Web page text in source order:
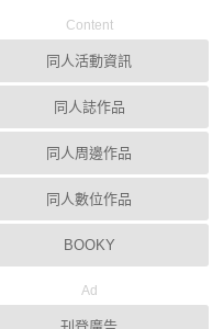
Content
同人活動資訊
同人誌作品
同人周邊作品
同人數位作品
BOOKY
Ad